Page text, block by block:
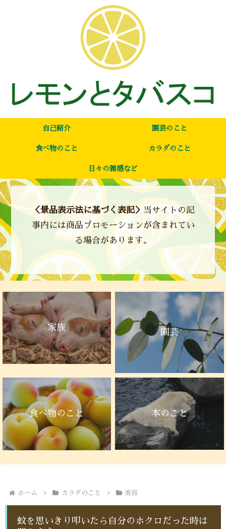
自己紹介 園芸のこと
食べ物のこと カラダのこと
日々の雑感など
＜景品表示法に基づく表記＞ 当サイトの記
事内には商品プロモーションが含まれてい
る場合があります。
家族
園芸
食べ物のこと 本のこと
ホーム カラダのこと 美容
蚊を思いきり叩いたら自分のホクロだった時は